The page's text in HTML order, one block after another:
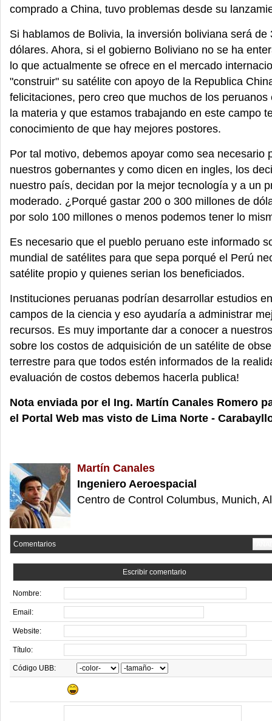
comprado a China, tuvo problemas desde su
Si hablamos de Bolivia, la inversión boliviana será de
dólares. Ahora, si el gobierno Boliviano no se ha
lo que actualmente se ofrece en el mercado
"construir" su satélite con apoyo de la Republica
felicitaciones, pero creo que muchos de los peruanos
la materia y que estamos trabajando en este campo
conocimiento de que hay mejores postores.
Por tal motivo, debemos apoyar como sea necesario
nuestros gobernantes y como dicen en ingles, los
nuestro país, decidan por la mejor tecnología y a un
moderado. ¿Porqué gastar 200 o 300 millones de
por solo 100 millones o menos podemos tener lo
Es necesario que el pueblo peruano este informado
mundial de satélites para que sepa porqué el Perú
satélite propio y quienes serian los beneficiados.
Instituciones peruanas podrían desarrollar estudios
campos de la ciencia y eso ayudaría a administrar
recursos. Es muy importante dar a conocer a
sobre los costos de adquisición de un satélite de
terrestre para que todos estén informados de la
evaluación de costos debemos hacerla publica!
Nota enviada por el Ing. Martín Canales Romero
el Portal Web mas visto de Lima Norte -
Martín Canales
Ingeniero Aeroespacial
Centro de Control Columbus, Munich,
Comentarios
Escribir comentario
Nombre:
Email:
Website:
Título:
Código UBB: